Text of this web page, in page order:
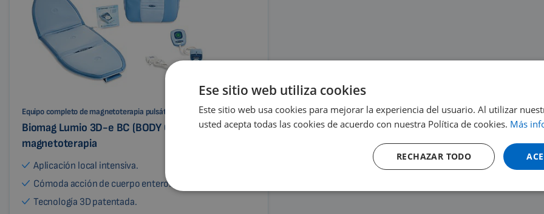
Equipo completo de magnetoterapia pulsátil
Biomag Lumio 3D-e BC (BODY CARE) – equipo de
magnetoterapia
Aplicación local intensiva.
Cómoda acción de cuerpo entero.
Tecnología 3D patentada.
Ese sitio web utiliza cookies
Este sitio web usa cookies para mejorar la experiencia del usuario. Al utilizar
usted acepta todas las cookies de acuerdo con nuestra Política de cookies. Más
RECHAZAR TODO